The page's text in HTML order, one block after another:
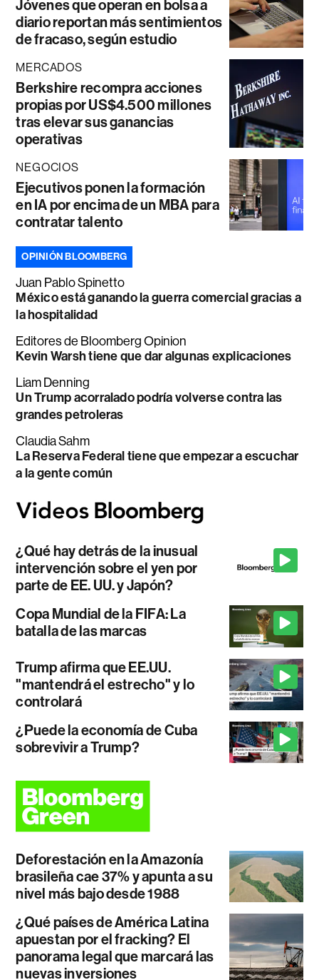
Jóvenes que operan en bolsa a
diario reportan más sentimientos
de fracaso, según estudio
MERCADOS
Berkshire recompra acciones
propias por US$4.500 millones
tras elevar sus ganancias
operativas
NEGOCIOS
Ejecutivos ponen la formación
en IA por encima de un MBA para
contratar talento
OPINIÓN BLOOMBERG
Juan Pablo Spinetto
México está ganando la guerra comercial gracias a
la hospitalidad
Editores de Bloomberg Opinion
Kevin Warsh tiene que dar algunas explicaciones
Liam Denning
Un Trump acorralado podría volverse contra las
grandes petroleras
Claudia Sahm
La Reserva Federal tiene que empezar a escuchar
a la gente común
¿Qué hay detrás de la inusual
intervención sobre el yen por
parte de EE. UU. y Japón?
Copa Mundial de la FIFA: La
batalla de las marcas
Trump afirma que EE.UU.
"mantendrá el estrecho" y lo
controlará
¿Puede la economía de Cuba
sobrevivir a Trump?
Deforestación en la Amazonía
brasileña cae 37% y apunta a su
nivel más bajo desde 1988
¿Qué países de América Latina
apuestan por el fracking? El
panorama legal que marcará las
nuevas inversiones